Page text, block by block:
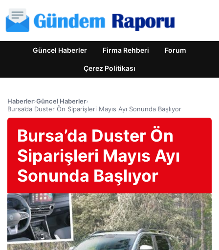
Güncel Haberler Firma Rehberi Forum
Çerez Politikası
Haberler›Güncel Haberler›
Bursa’da Duster Ön Siparişleri Mayıs Ayı Sonunda Başlıyor
Bursa’da Duster Ön
Siparişleri Mayıs Ayı
Sonunda Başlıyor